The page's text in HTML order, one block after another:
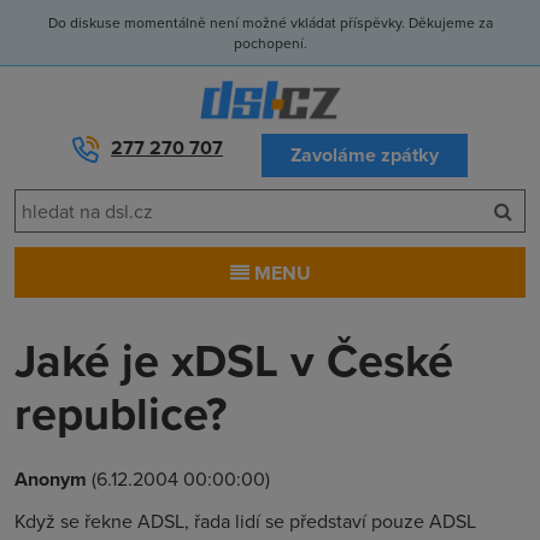
Do diskuse momentálně není možné vkládat příspěvky. Děkujeme za
pochopení.
277 270 707 Zavoláme zpátky
MENU
Jaké je xDSL v České
republice?
Anonym (6.12.2004 00:00:00)
Když se řekne ADSL, řada lidí se představí pouze ADSL